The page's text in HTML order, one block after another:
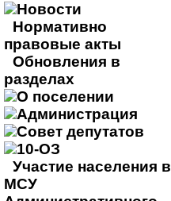
Новости
Нормативно
правовые акты
Обновления в
разделах
О поселении
Администрация
Совет депутатов
10-ОЗ
Участие населения в
МСУ